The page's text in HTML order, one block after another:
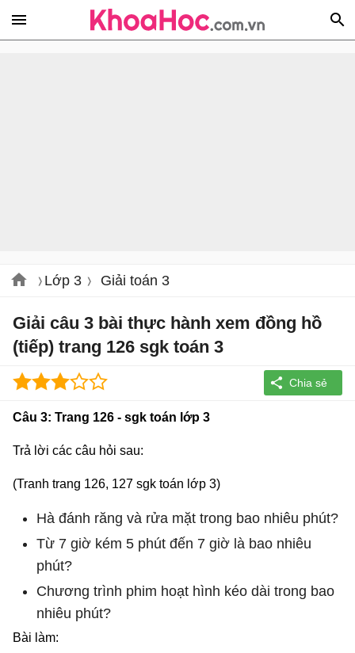
Lớp 3 Giải toán 3
Giải câu 3 bài thực hành xem đồng hồ
(tiếp) trang 126 sgk toán 3
Câu 3: Trang 126 - sgk toán lớp 3
Trả lời các câu hỏi sau:
(Tranh trang 126, 127 sgk toán lớp 3)
Hà đánh răng và rửa mặt trong bao nhiêu phút?
Từ 7 giờ kém 5 phút đến 7 giờ là bao nhiêu
phút?
Chương trình phim hoạt hình kéo dài trong bao
nhiêu phút?
Bài làm: